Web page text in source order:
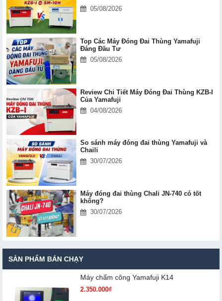
05/08/2026
Top Các Máy Đóng Đai Thùng Yamafuji
Đáng Đầu Tư
05/08/2026
Review Chi Tiết Máy Đóng Đai Thùng KZB-I
Của Yamafuji
04/08/2026
So sánh máy đóng đai thùng Yamafuji và
Chaili
30/07/2026
Máy đóng đai thùng Chali JN-740 có tốt
không?
30/07/2026
SẢN PHẨM BÁN CHẠY
Máy chấm cô​ng Yamafuji K14
2.350.000₫